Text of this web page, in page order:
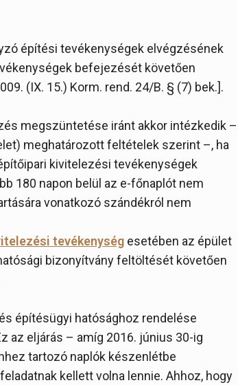
építési tevékenységek elvégzésének
befejezését követően
(IX. 15.) Korm. rend. 24/B. § (7) bek.].
megszüntetése iránt akkor intézkedik –
meghatározott feltételek szerint –, ha
kivitelezési tevékenységek
180 napon belül az e-főnaplót nem
vonatkozó szándékról nem
tevékenység esetében az épület
bizonyítvány feltöltését követően
építésügyi hatósághoz rendelése
az eljárás – amíg 2016. június 30-ig
tartozó naplók készenlétbe
kellett volna lennie. Ahhoz, hogy